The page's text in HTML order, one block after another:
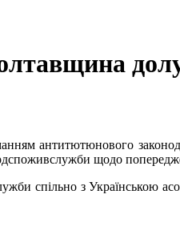
антитютюнового
щодо
спільно з Українською